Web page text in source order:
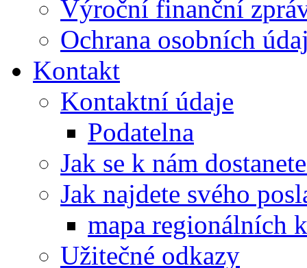
Výroční finanční
Ochrana osobních
Kontakt
Kontaktní údaje
Podatelna
Jak se k nám
Jak najdete svého
mapa regionálních
Užitečné odkazy